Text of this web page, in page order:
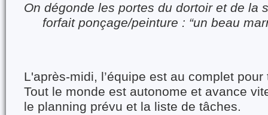
On dégonde les portes du dortoir et de la
forfait ponçage/peinture : “un beau
L'après-midi, l’équipe est au complet
Tout le monde est autonome et avance
le planning prévu et la liste de tâches.